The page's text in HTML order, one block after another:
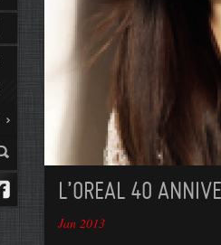
L’OREAL 40
Jan 2013